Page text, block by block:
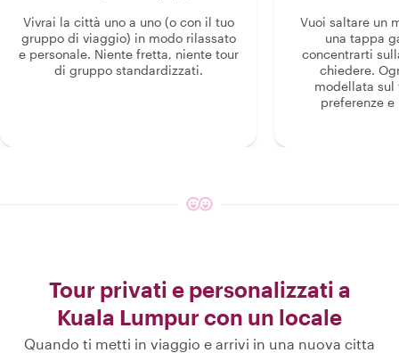
Vivrai la città uno a uno (o con il tuo
gruppo di viaggio) in modo rilassato
e personale. Niente fretta, niente tour
di gruppo standardizzati.
Vuoi saltare un
una tappa
concentrarti
chiedere.
modellata sul
preferenze
Tour privati e personalizzati a
Kuala Lumpur con un locale
Quando ti metti in viaggio e arrivi in una nuova citta